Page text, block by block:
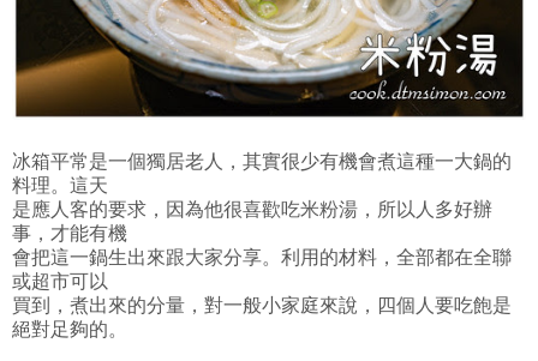
冰箱平常是一個獨居老人，其實很少有機會煮這種一大鍋的
料理。這天
是應人客的要求，因為他很喜歡吃米粉湯，所以人多好辦
事，才能有機
會把這一鍋生出來跟大家分享。利用的材料，全部都在全聯
或超市可以
買到，煮出來的分量，對一般小家庭來說，四個人要吃飽是
絕對足夠的。